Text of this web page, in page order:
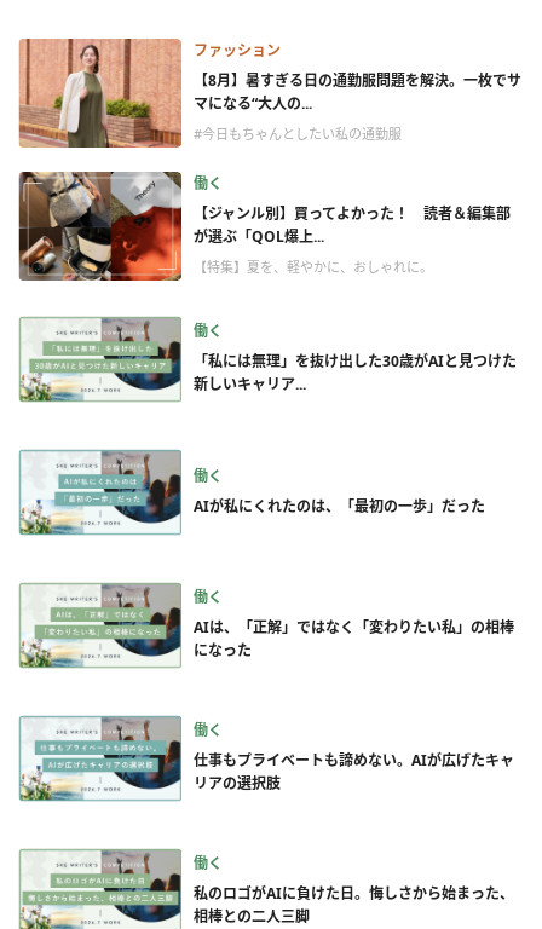
ファッション
【8月】暑すぎる日の通勤服問題を解決。一枚でサ
マになる“大人の...
#今日もちゃんとしたい私の通勤服
働く
【ジャンル別】買ってよかった！ 読者＆編集部
が選ぶ「QOL爆上...
【特集】夏を、軽やかに、おしゃれに。
働く
「私には無理」を抜け出した30歳がAIと見つけた
新しいキャリア...
働く
AIが私にくれたのは、「最初の一歩」だった
働く
AIは、「正解」ではなく「変わりたい私」の相棒
になった
働く
仕事もプライベートも諦めない。AIが広げたキャ
リアの選択肢
働く
私のロゴがAIに負けた日。悔しさから始まった、
相棒との二人三脚